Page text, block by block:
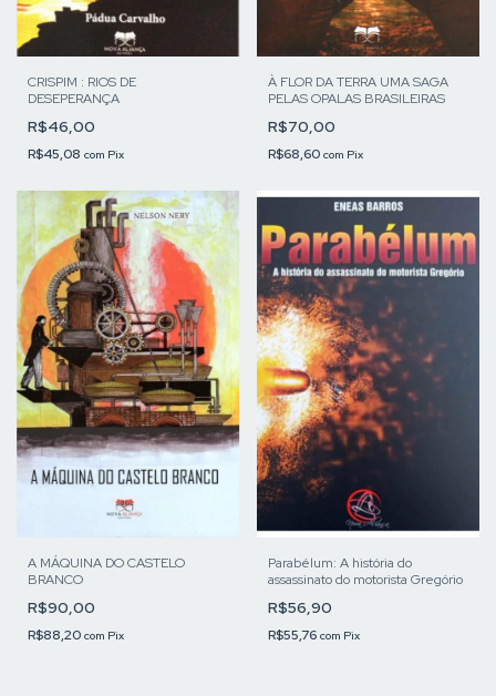
CRISPIM : RIOS DE
DESEPERANÇA
R$46,00
R$45,08 com Pix
À FLOR DA TERRA UMA SAGA
PELAS OPALAS BRASILEIRAS
R$70,00
R$68,60 com Pix
A MÁQUINA DO CASTELO
BRANCO
R$90,00
R$88,20 com Pix
Parabélum: A história do
assassinato do motorista Gregório
R$56,90
R$55,76 com Pix